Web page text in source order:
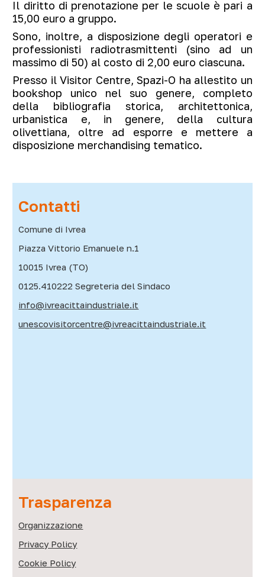
Il diritto di prenotazione per le scuole è pari a
15,00 euro a gruppo.
Sono, inoltre, a disposizione degli operatori e
professionisti radiotrasmittenti (sino ad un
massimo di 50) al costo di 2,00 euro ciascuna.
Presso il Visitor Centre, Spazi-O ha allestito un
bookshop unico nel suo genere, completo
della bibliografia storica, architettonica,
urbanistica e, in genere, della cultura
olivettiana, oltre ad esporre e mettere a
disposizione merchandising tematico.
Contatti
Comune di Ivrea
Piazza Vittorio Emanuele n.1
10015 Ivrea (TO)
0125.410222 Segreteria del Sindaco
info@ivreacittaindustriale.it
unescovisitorcentre@ivreacittaindustriale.it
Trasparenza
Organizzazione
Privacy Policy
Cookie Policy